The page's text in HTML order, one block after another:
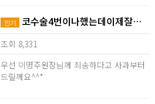
인기 코수술4번이나했는데이제잘됐어요~~^^
조회 8,331
우선 이명주원장님께 죄송하다고 사과부터
드릴께요^^*